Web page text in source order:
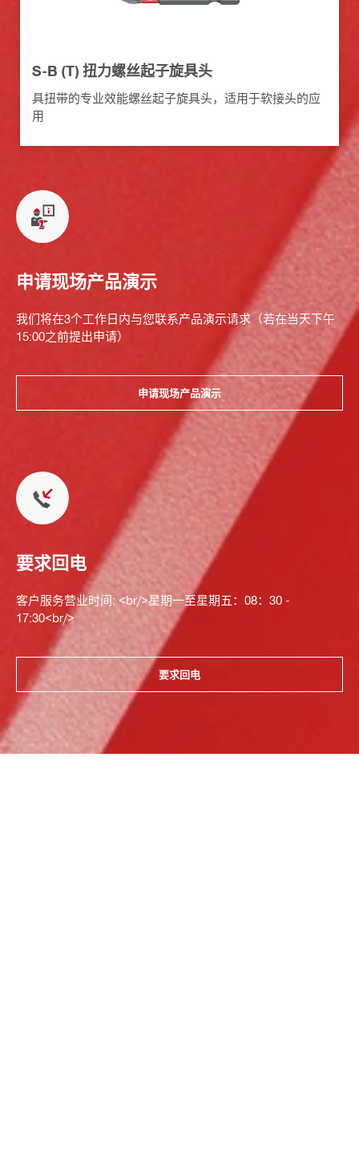
S-B (T) 扭力螺丝起子旋具头
具扭带的专业效能螺丝起子旋具头，适用于软接头的应
用
申请现场产品演示
我们将在3个工作日内与您联系产品演示请求（若在当天下午
15:00之前提出申请）
申请现场产品演示
要求回电
客户服务营业时间: <br/>星期一至星期五：08：30 -
17:30<br/>
要求回电